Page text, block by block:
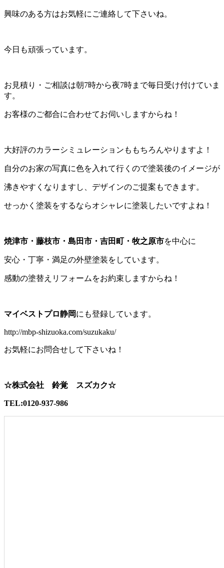
興味のある方はお気軽にご連絡して下さいね。
今日も頑張っています。
お見積り・ご相談は朝7時から夜7時まで毎日受け付けていま
す。
お客様のご都合に合わせてお伺いしますからね！
大好評のカラーシミュレーションももちろんやりますよ！
自分のお家の写真に色を入れて行くので塗装後のイメージが
沸きやすくなりますし、デザインのご提案もできます。
せっかく塗装をするならオシャレに塗装したいですよね！
焼津市・藤枝市・島田市・吉田町・牧之原市を中心に
安心・丁寧・満足の外壁塗装をしています。
感動の塗替えリフォームをお約束しますからね！
マイベストプロ静岡にも登録しています。
http://mbp-shizuoka.com/suzukaku/
お気軽にお問合せして下さいね！
☆株式会社 鈴覚 スズカク☆
TEL:0120-937-986